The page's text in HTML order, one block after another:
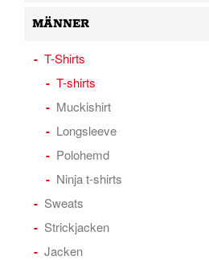
MÄNNER
T-Shirts
T-shirts
Muckishirt
Longsleeve
Polohemd
Ninja t-shirts
Sweats
Strickjacken
Jacken